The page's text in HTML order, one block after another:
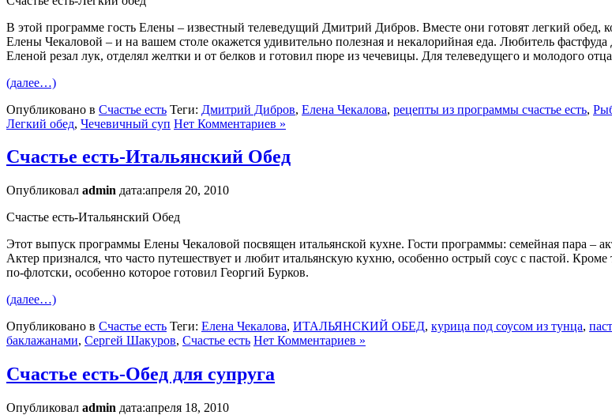
В этой программе гость Елены – известный телеведущий Дмитрий Дибров. Вместе они готовят легкий
Елены Чекаловой – и на вашем столе окажется удивительно полезная и некалорийная еда. Любитель
Еленой резал лук, отделял желтки и от белков и готовил пюре из чечевицы. Для телеведущего и молодого
(далее…)
Опубликовано в Счастье есть Теги: Дмитрий Дибров, Елена Чекалова, рецепты из программы счастье есть,
Легкий обед, Чечевичный суп Нет Комментариев »
Счастье есть-Итальянский Обед
Опубликовал admin дата:апреля 20, 2010
Счастье есть-Итальянский Обед
Этот выпуск программы Елены Чекаловой посвящен итальянской кухне. Гости программы: семейная пара –
Актер признался, что часто путешествует и любит итальянскую кухню, особенно острый соус с пастой.
по-флотски, особенно которое готовил Георгий Бурков.
(далее…)
Опубликовано в Счастье есть Теги: Елена Чекалова, ИТАЛЬЯНСКИЙ ОБЕД, курица под соусом из тунца,
баклажанами, Сергей Шакуров, Счастье есть Нет Комментариев »
Счастье есть-Обед для супруга
Опубликовал admin дата:апреля 18, 2010